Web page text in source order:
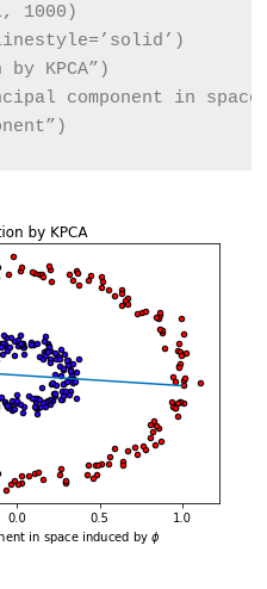
1000)
KPCA”)
component in space